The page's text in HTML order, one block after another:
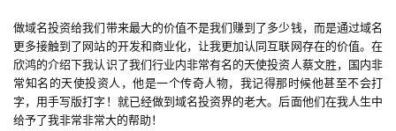
首
页
做域名投资给我们带来最大的价值不是我们赚到了多少钱，而是通过域名
更多接触到了网站的开发和商业化，让我更加认同互联网存在的价值。在
欣鸿的介绍下我认识了我们行业内非常有名的天使投资人蔡文胜，国内非
常知名的天使投资人，他是一个传奇人物，我记得那时候他甚至不会打
字，用手写版打字！就已经做到域名投资界的老大。后面他们在我人生中
给予了我非常非常大的帮助！